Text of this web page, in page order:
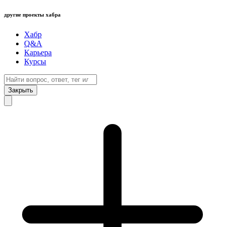
другие проекты хабра
Хабр
Q&A
Карьера
Курсы
Закрыть